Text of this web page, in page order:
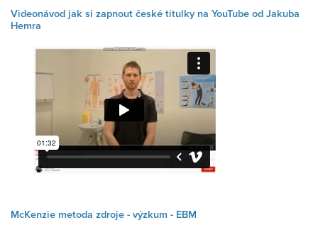
Videonávod jak si zapnout české titulky na YouTube od Jakuba
Hemra
McKenzie metoda zdroje - výzkum - EBM